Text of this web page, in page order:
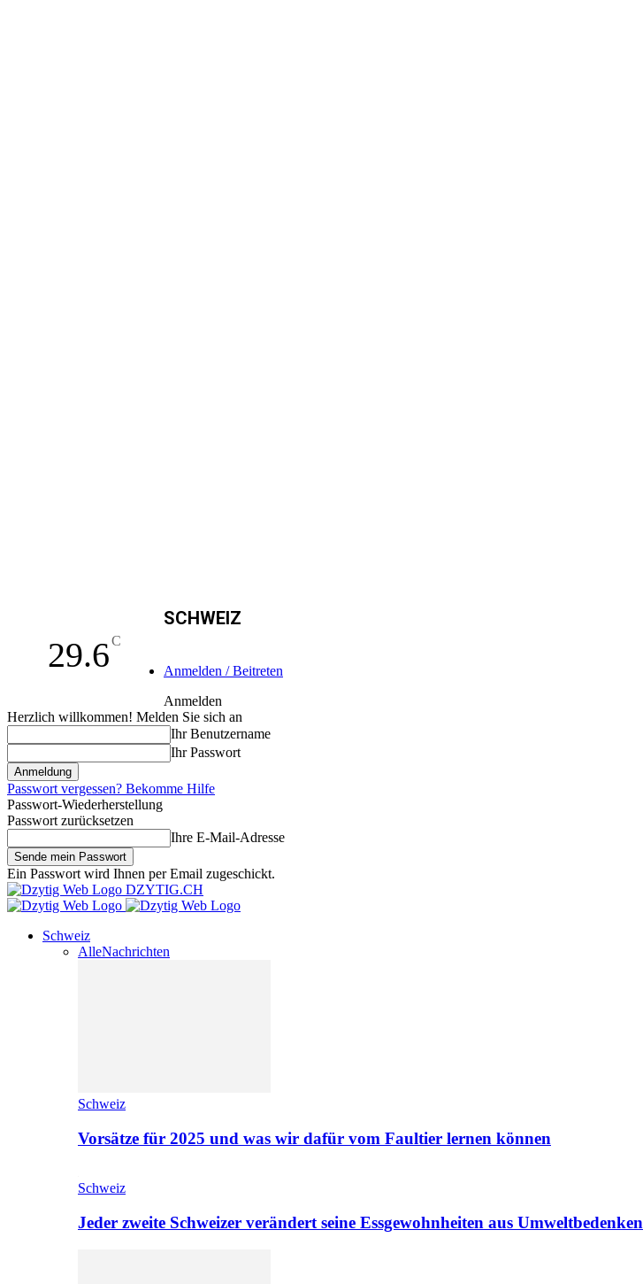
29.6C
SCHWEIZ
Anmelden / Beitreten
Anmelden
Herzlich willkommen! Melden Sie sich an
Ihr Benutzername
Ihr Passwort
Passwort vergessen? Bekomme Hilfe
Passwort-Wiederherstellung
Passwort zurücksetzen
Ihre E-Mail-Adresse
Ein Passwort wird Ihnen per Email zugeschickt.
DZYTIG.CH
Schweiz
AlleNachrichten
Schweiz
Vorsätze für 2025 und was wir dafür vom Faultier lernen können
Schweiz
Jeder zweite Schweizer verändert seine Essgewohnheiten aus Umweltbedenken